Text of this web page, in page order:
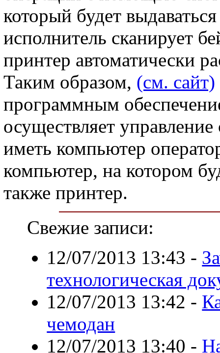
который будет
исполнитель сканирует
принтер автоматически
Таким образом, (см. сайт)
программным
осуществляет
иметь компьютер
компьютер, на котором
также принтер.
Свежие записи:
12/07/2013 13:43 -
технологическая
12/07/2013 13:42 -
чемодан
12/07/2013 13:40 -